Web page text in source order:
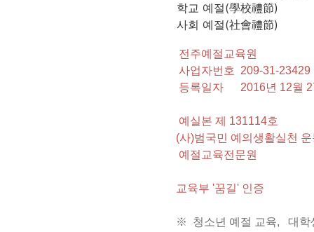
학교 예절(學校禮節)
사회 예절(社會禮節)
전주예절교육원
사업자번호 209-31-23429
등록일자 2016년 12월
예실본 제 131114호
(사)범국민 예의생활실천
예절교육전문원
교육부 '꿈길' 인증
※ 청소년 예절 교육, 대학